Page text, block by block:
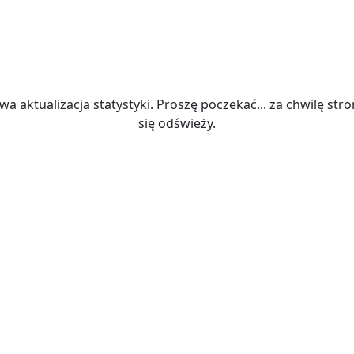
aktualizacja statystyki. Proszę poczekać... za chwilę
się odświeży.